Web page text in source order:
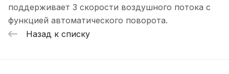
поддерживает 3 скорости воздушного потока с
функцией автоматического поворота.
Назад к списку